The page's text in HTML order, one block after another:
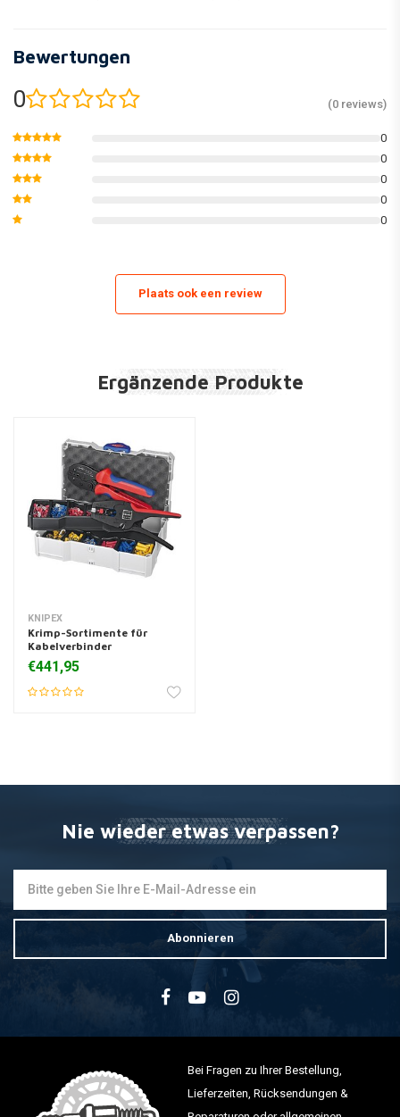
Bewertungen
0 (0 reviews)
0
0
0
0
0
Plaats ook een review
Ergänzende Produkte
KNIPEX
Krimp-Sortimente für
Kabelverbinder
€441,95
Nie wieder etwas verpassen?
Abonnieren
Bei Fragen zu Ihrer Bestellung,
Lieferzeiten, Rücksendungen &